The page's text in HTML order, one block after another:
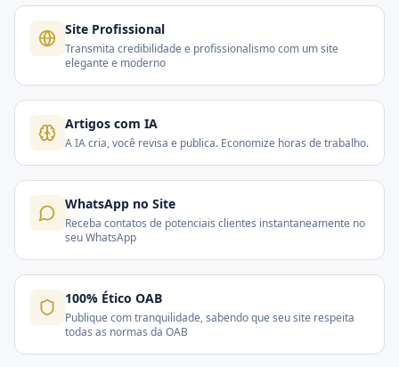
Site Profissional
Transmita credibilidade e profissionalismo com um site
elegante e moderno
Artigos com IA
A IA cria, você revisa e publica. Economize horas de trabalho.
WhatsApp no Site
Receba contatos de potenciais clientes instantaneamente no
seu WhatsApp
100% Ético OAB
Publique com tranquilidade, sabendo que seu site respeita
todas as normas da OAB